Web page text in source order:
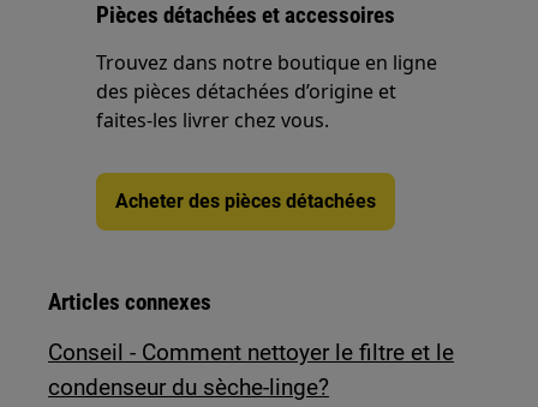
Pièces détachées et accessoires
Trouvez dans notre boutique en ligne
des pièces détachées d’origine et
faites-les livrer chez vous.
Acheter des pièces détachées
Articles connexes
Conseil - Comment nettoyer le filtre et le
condenseur du sèche-linge?